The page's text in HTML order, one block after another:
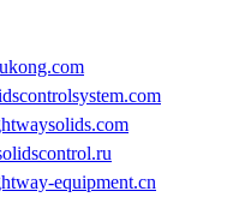
equipment.cn